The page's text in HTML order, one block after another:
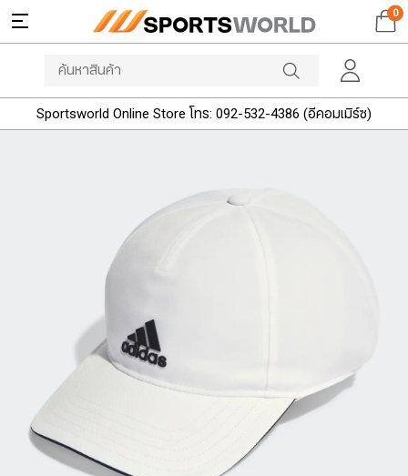
0
Sportsworld Online Store โทร: 092-532-4386 (อีคอมเมิร์ซ)